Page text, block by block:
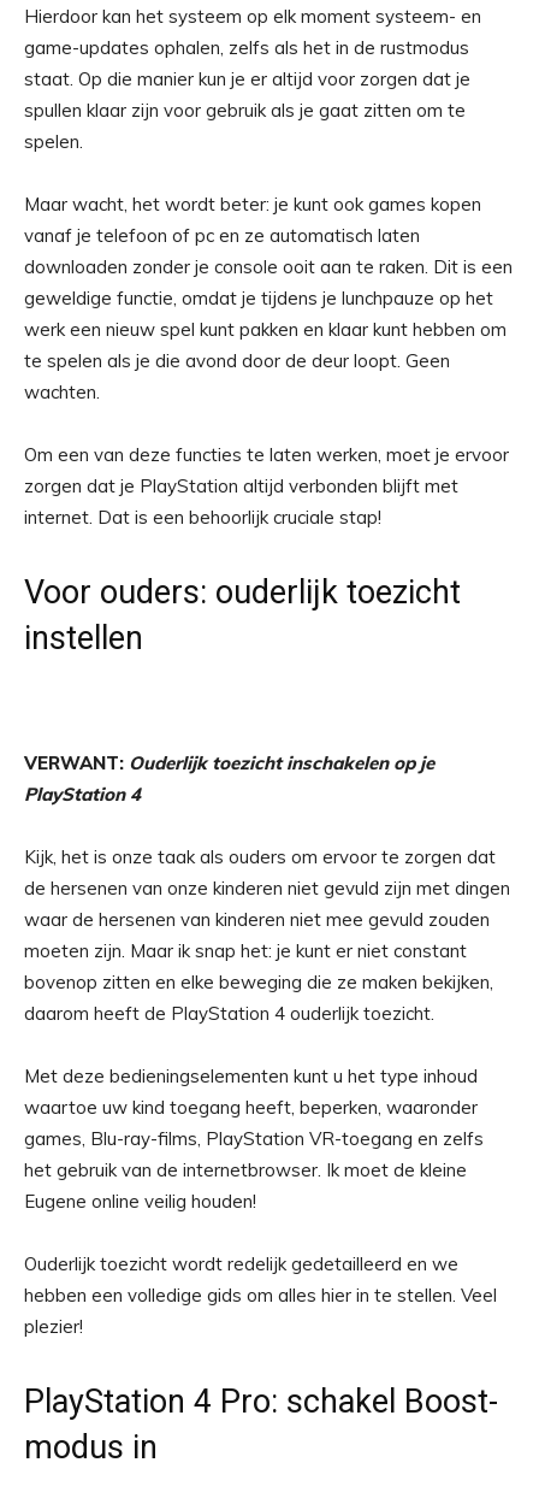
Hierdoor kan het systeem op elk moment systeem- en
game-updates ophalen, zelfs als het in de rustmodus
staat. Op die manier kun je er altijd voor zorgen dat je
spullen klaar zijn voor gebruik als je gaat zitten om te
spelen.
Maar wacht, het wordt beter: je kunt ook games kopen
vanaf je telefoon of pc en ze automatisch laten
downloaden zonder je console ooit aan te raken. Dit is een
geweldige functie, omdat je tijdens je lunchpauze op het
werk een nieuw spel kunt pakken en klaar kunt hebben om
te spelen als je die avond door de deur loopt. Geen
wachten.
Om een ​​van deze functies te laten werken, moet je ervoor
zorgen dat je PlayStation altijd verbonden blijft met
internet. Dat is een behoorlijk cruciale stap!
Voor ouders: ouderlijk toezicht
instellen
VERWANT: Ouderlijk toezicht inschakelen op je
PlayStation 4
Kijk, het is onze taak als ouders om ervoor te zorgen dat
de hersenen van onze kinderen niet gevuld zijn met dingen
waar de hersenen van kinderen niet mee gevuld zouden
moeten zijn. Maar ik snap het: je kunt er niet constant
bovenop zitten en elke beweging die ze maken bekijken,
daarom heeft de PlayStation 4 ouderlijk toezicht.
Met deze bedieningselementen kunt u het type inhoud
waartoe uw kind toegang heeft, beperken, waaronder
games, Blu-ray-films, PlayStation VR-toegang en zelfs
het gebruik van de internetbrowser. Ik moet de kleine
Eugene online veilig houden!
Ouderlijk toezicht wordt redelijk gedetailleerd en we
hebben een volledige gids om alles hier in te stellen. Veel
plezier!
PlayStation 4 Pro: schakel Boost-
modus in